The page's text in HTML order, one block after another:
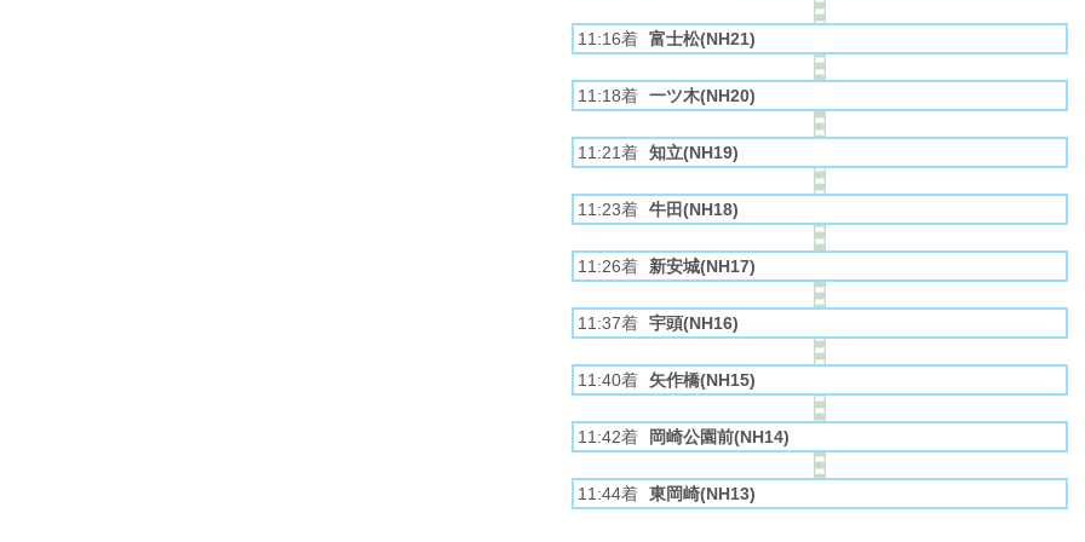
11:16着 富士松(NH21)
11:18着 一ツ木(NH20)
11:21着 知立(NH19)
11:23着 牛田(NH18)
11:26着 新安城(NH17)
11:37着 宇頭(NH16)
11:40着 矢作橋(NH15)
11:42着 岡崎公園前(NH14)
11:44着 東岡崎(NH13)